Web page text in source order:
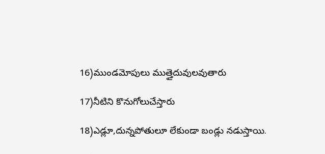
16)ముండమోపులు ముత్తైదువులవుతారు
17)నీటిని కొనుగోలుచేస్తారు
18)ఎడ్లూ,దున్నపోతులూ లేకుండా బండ్లు నడుస్తాయి.